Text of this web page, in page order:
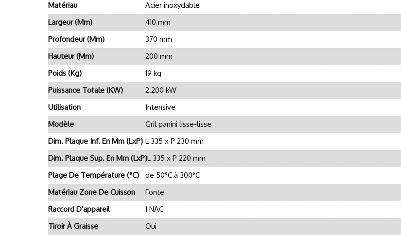
Matériau
Acier inoxydable
Largeur (mm)
410 mm
Profondeur (mm)
370 mm
Hauteur (mm)
200 mm
Poids (kg)
19 kg
Puissance Totale (kW)
2.200 kW
Utilisation
Intensive
Modèle
Gril panini lisse-lisse
Dim. Plaque Inf. En Mm (LxP) L 335 x P 230 mm
Dim. Plaque Sup. En Mm (LxP)L 335 x P 220 mm
Plage De Température (°C)
de 50°C à 300°C
Matériau Zone De Cuisson
Fonte
Raccord D'appareil
1 NAC
Tiroir À Graisse
Oui